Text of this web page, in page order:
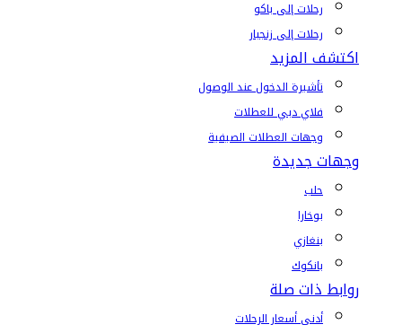
رحلات إلى باكو
رحلات إلى زنجبار
اكتشف المزيد
تأشيرة الدخول عند الوصول
فلاي دبي للعطلات
وجهات العطلات الصيفية
وجهات جديدة
حلب
بوخارا
بنغازي
بانكوك
روابط ذات صلة
أدنى أسعار الرحلات